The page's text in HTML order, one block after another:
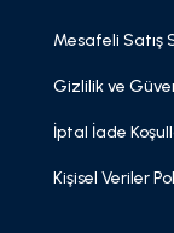
Mesafeli Satış
Gizlilik ve
İptal İade
Kişisel Veriler